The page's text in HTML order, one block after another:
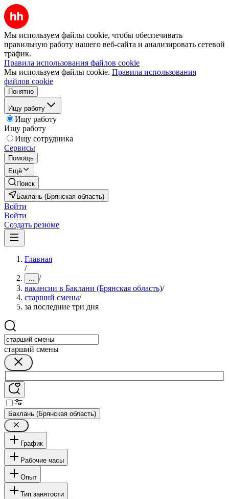
Мы используем файлы cookie, чтобы обеспечивать
правильную работу нашего веб-сайта и анализировать сетевой
трафик.
Правила использования файлов cookie
Мы используем файлы cookie. Правила использования
файлов cookie
Понятно
Ищу работу
Ищу работу
Ищу работу
Ищу сотрудника
Сервисы
Помощь
Ещё
Поиск
Баклань (Брянская область)
Войти
Войти
Создать резюме
Главная
/
... /
вакансии в Баклани (Брянская область)/
старший смены/
за последние три дня
старший смены
Баклань (Брянская область)
График
Рабочие часы
Опыт
Тип занятости